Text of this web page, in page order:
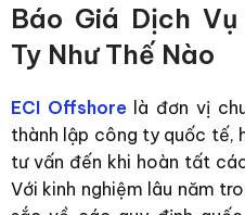
Báo Giá Dịch
Ty Như Thế Nào
ECI Offshorelà đơn vị
thành lập công ty quốc tế,
tư vấn đến khi hoàn tất
Với kinh nghiệm lâu năm